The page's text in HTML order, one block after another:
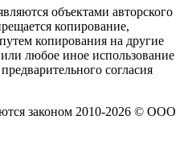
объектами авторского
копирование,
копирования на другие
любое иное использование
согласия
законом 2010-2026 © ООО